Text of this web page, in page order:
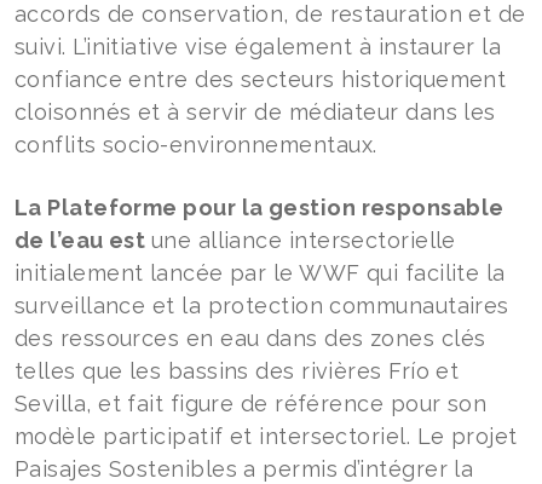
accords de conservation, de restauration et de
suivi. L’initiative vise également à instaurer la
confiance entre des secteurs historiquement
cloisonnés et à servir de médiateur dans les
conflits socio-environnementaux.
La Plateforme pour la gestion responsable
de l’eau est une alliance intersectorielle
initialement lancée par le WWF qui facilite la
surveillance et la protection communautaires
des ressources en eau dans des zones clés
telles que les bassins des rivières Frío et
Sevilla, et fait figure de référence pour son
modèle participatif et intersectoriel. Le projet
Paisajes Sostenibles a permis d’intégrer la